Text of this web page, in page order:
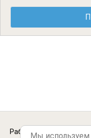
Работа менеджером в
Мы используем